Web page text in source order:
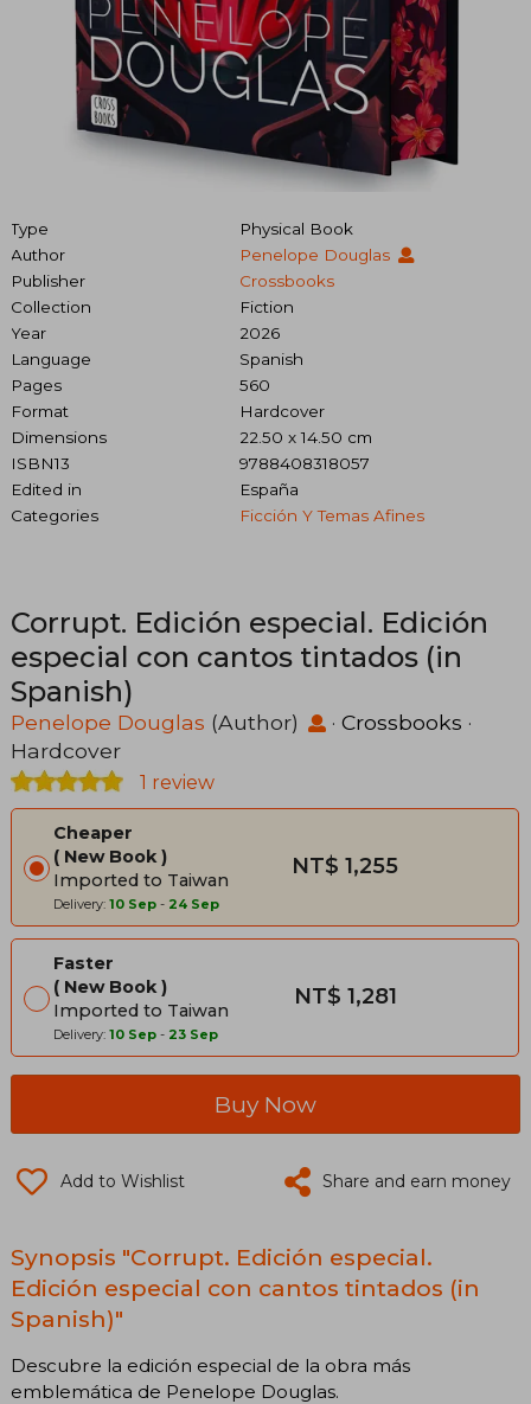
Type
Physical Book
Author
Penelope Douglas
Publisher
Crossbooks
Collection
Fiction
Year
2026
Language
Spanish
Pages
560
Format
Hardcover
Dimensions
22.50 x 14.50 cm
ISBN13
9788408318057
Edited in
España
Categories
Ficción Y Temas Afines
Corrupt. Edición especial. Edición
especial con cantos tintados (in
Spanish)
Penelope Douglas (Author) · Crossbooks ·
Hardcover
1 review
Cheaper
New Book
Imported to Taiwan
Delivery: 10 Sep - 24 Sep
NT$ 1,255
Faster
New Book
Imported to Taiwan
Delivery: 10 Sep - 23 Sep
NT$ 1,281
Buy Now
Add to Wishlist Share and earn money
Synopsis "Corrupt. Edición especial.
Edición especial con cantos tintados (in
Spanish)"
Descubre la edición especial de la obra más
emblemática de Penelope Douglas.